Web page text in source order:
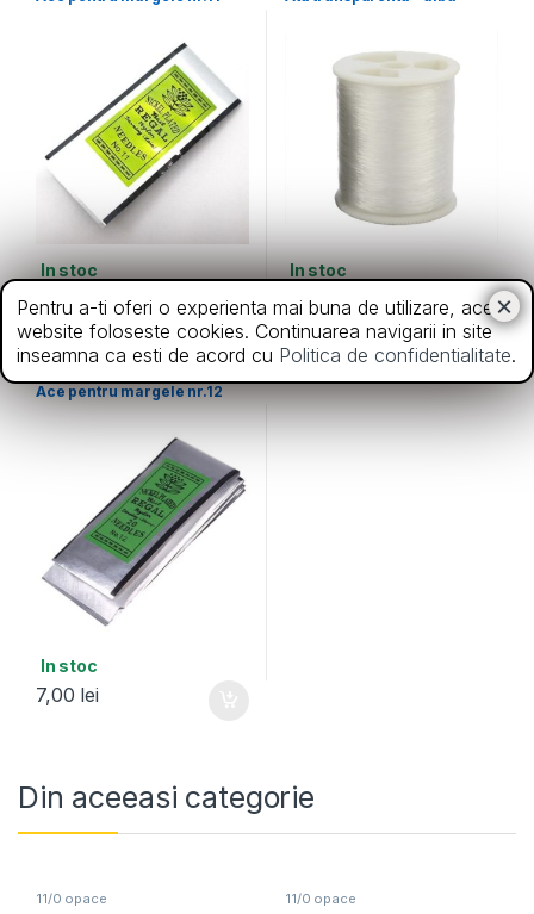
In stoc
7,00lei
In stoc
3,50lei
Ace pentru margele nr.12
In stoc
7,00 lei
Din aceeasi categorie
11/0 opace 11/0 opace
Pentru a-ti oferi o experienta mai buna de utilizare, acest
website foloseste cookies. Continuarea navigarii in site
inseamna ca esti de acord cu Politica de confidentialitate.